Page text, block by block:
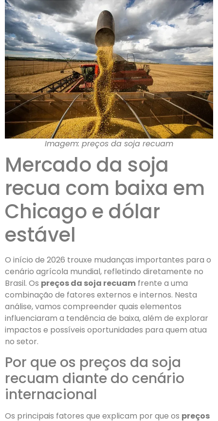
Imagem: preços da soja recuam
Mercado da soja
recua com baixa em
Chicago e dólar
estável
O início de 2026 trouxe mudanças importantes para o
cenário agrícola mundial, refletindo diretamente no
Brasil. Os preços da soja recuam frente a uma
combinação de fatores externos e internos. Nesta
análise, vamos compreender quais elementos
influenciaram a tendência de baixa, além de explorar
impactos e possíveis oportunidades para quem atua
no setor.
Por que os preços da soja
recuam diante do cenário
internacional
Os principais fatores que explicam por que os preços